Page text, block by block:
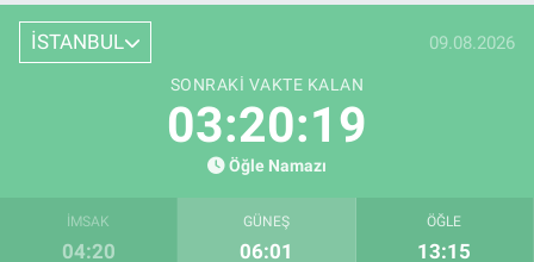
İSTANBUL 09.08.2026
SONRAKI VAKTE KALAN
03:20:18
Öğle Namazı
İMSAK
04:20
GÜNEŞ
06:01
ÖĞLE
13:15